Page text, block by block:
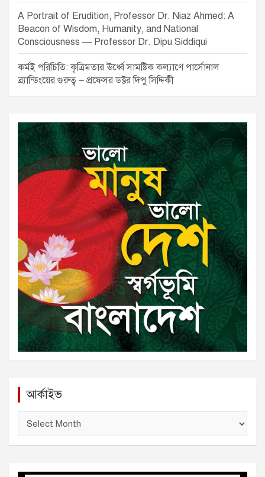
A Portrait of Erudition, Professor Dr. Niaz Ahmed: A
Beacon of Wisdom, Humanity, and National
Consciousness — Professor Dr. Dipu Siddiqui
কর্মই পরিচিতি: কৃত্রিমতার ঊর্ধ্বে সামষ্টিক কল্যাণে পার্সোনাল
ব্র্যান্ডিংয়ের গুরুত্ব – প্রফেসর ডক্টর দিপু সিদ্দিকী
আর্কাইভ
ই